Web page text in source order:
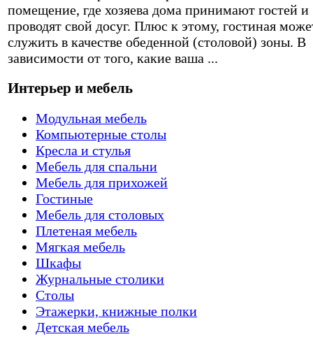
помещение, где хозяева дома принимают гостей и
проводят свой досуг. Плюс к этому, гостиная
служить в качестве обеденной (столовой) зоны. В
зависимости от того, какие ваша ...
Интерьер и мебель
Модульная мебель
Компьютерные столы
Кресла и стулья
Мебель для спальни
Мебель для прихожей
Гостиные
Мебель для столовых
Плетеная мебель
Мягкая мебель
Шкафы
Журнальные столики
Столы
Этажерки, книжные полки
Детская мебель